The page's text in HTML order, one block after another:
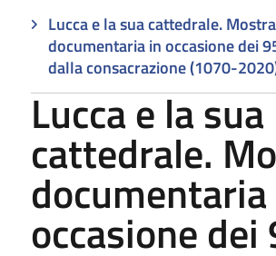
Lucca e la sua cattedrale. Mostra
documentaria in occasione dei
dalla consacrazione (1070-
Lucca e la sua
cattedrale.
occasione dei